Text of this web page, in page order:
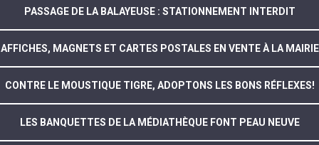
PASSAGE DE LA BALAYEUSE : STATIONNEMENT INTERDIT
AFFICHES, MAGNETS ET CARTES POSTALES EN VENTE À LA MAIRIE
CONTRE LE MOUSTIQUE TIGRE, ADOPTONS LES BONS RÉFLEXES!
LES BANQUETTES DE LA MÉDIATHÈQUE FONT PEAU NEUVE